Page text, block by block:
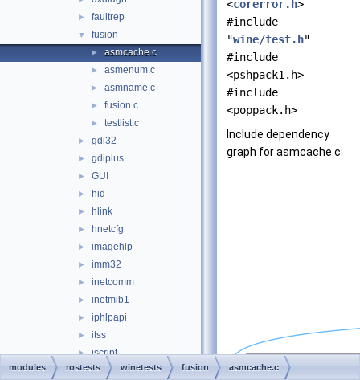
► faultrep
▼ fusion
► asmcache.c
► asmenum.c
► asmname.c
► fusion.c
► testlist.c
► gdi32
► gdiplus
► GUI
► hid
► hlink
► hnetcfg
► imagehlp
► imm32
► inetcomm
► inetmib1
► iphlpapi
► itss
► jscript
► kernel32
<corerror.h>
#include
"wine/test.h"
#include
<pshpack1.h>
#include
<poppack.h>
Include dependency
graph for asmcache.c:
modules rostests winetests fusion asmcache.c